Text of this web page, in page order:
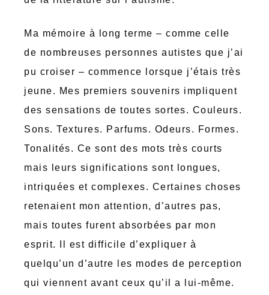
Ma mémoire à long terme – comme celle
de nombreuses personnes autistes que j’ai
pu croiser – commence lorsque j’étais très
jeune. Mes premiers souvenirs impliquent
des sensations de toutes sortes. Couleurs.
Sons. Textures. Parfums. Odeurs. Formes.
Tonalités. Ce sont des mots très courts
mais leurs significations sont longues,
intriquées et complexes. Certaines choses
retenaient mon attention, d’autres pas,
mais toutes furent absorbées par mon
esprit. Il est difficile d’expliquer à
quelqu’un d’autre les modes de perception
qui viennent avant ceux qu’il a lui-même.